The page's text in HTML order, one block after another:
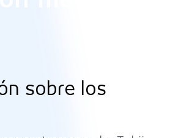
sobre los